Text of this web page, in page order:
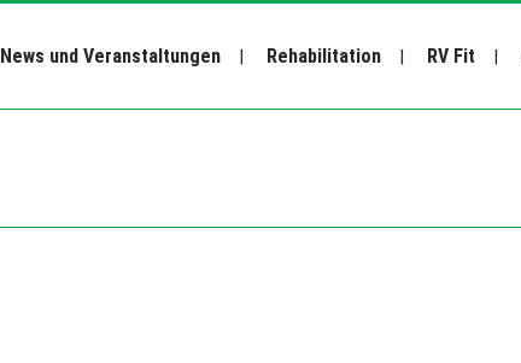
News und Veranstaltungen Rehabilitation RV Fit